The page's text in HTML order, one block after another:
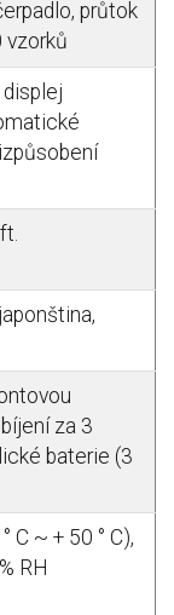
průtok
vzorků
displej
za 3
baterie (3
C ~ + 50 ° C),
RH